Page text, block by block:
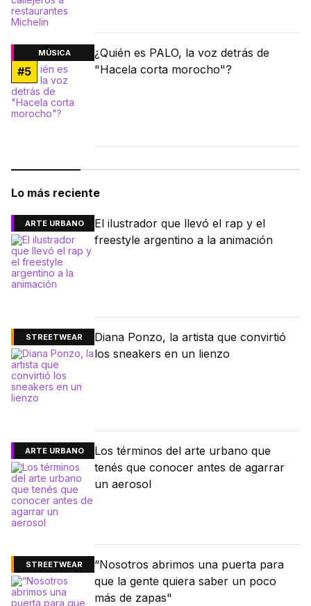
MÚSICA
#5
¿Quién es PALO, la voz detrás de
"Hacela corta morocho"?
Lo más reciente
ARTE URBANO
El ilustrador que llevó el rap y el
freestyle argentino a la animación
STREETWEAR
Diana Ponzo, la artista que convirtió
los sneakers en un lienzo
ARTE URBANO
Los términos del arte urbano que
tenés que conocer antes de agarrar
un aerosol
STREETWEAR
“Nosotros abrimos una puerta para
que la gente quiera saber un poco
más de zapas"